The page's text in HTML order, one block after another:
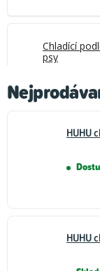
Chladící
psy
HUHU
HUHU